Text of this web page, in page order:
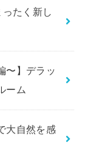
ったく新し
〜】デラッ
ーム
大自然を感